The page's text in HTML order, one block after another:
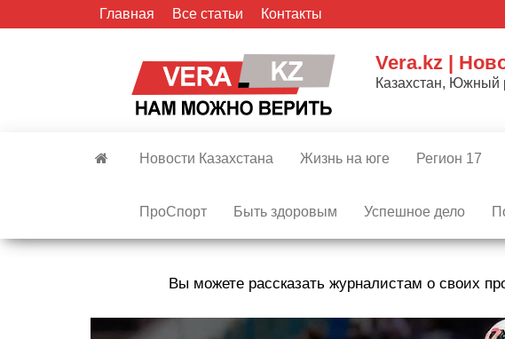
Главная Все статьи Контакты
Vera.kz |
Казахстан, Южный
Новости Казахстана Жизнь на юге Регион 17
ПроСпорт Быть здоровым Успешное дело
Вы можете рассказать журналистам о своих